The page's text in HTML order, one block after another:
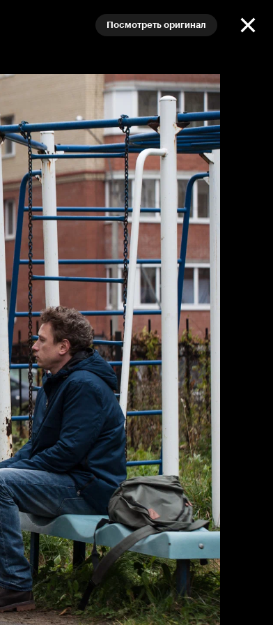
Посмотреть оригинал